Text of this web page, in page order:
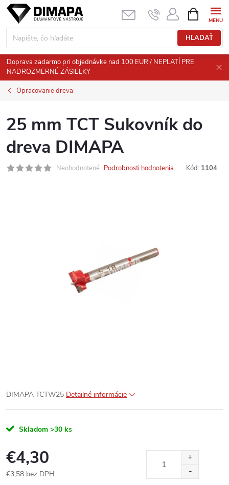
Prejsť
obsah
HĽADAŤ
KOŠÍK
Doprava zadarmo pri objednávke nad 100 EUR / NEPLATÍ PRE
NADROZMERNÉ ZÁSIELKY
Opracovanie dreva
25 mm TCT Sukovník do
dreva DIMAPA
Neohodnotené Podrobnosti hodnotenia Kód: 1104
DIMAPA TCTW25 Detailné informácie
Skladom >30 ks
€4,30
€3,58 bez DPH